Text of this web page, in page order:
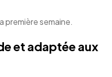
première semaine.
et adaptée aux